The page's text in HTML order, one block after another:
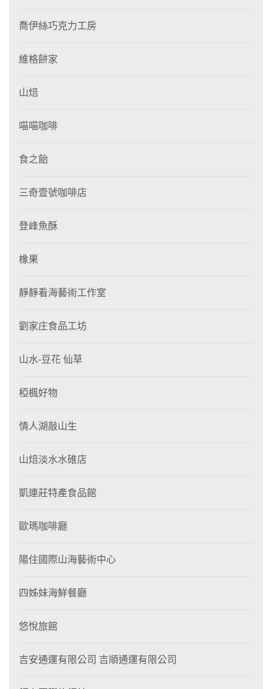
喬伊絲巧克力工房
維格餅家
山焙
喵喵咖啡
食之飴
三奇壹號咖啡店
登峰魚酥
橡果
靜靜看海藝術工作室
劉家庄食品工坊
山水-豆花 仙草
椏楓好物
情人湖敲山生
山焙淡水水碓店
凱連莊特產食品館
歐瑪咖啡廳
陽住國際山海藝術中心
四姊妹海鮮餐廳
悠悅旅館
吉安通運有限公司 吉順通運有限公司